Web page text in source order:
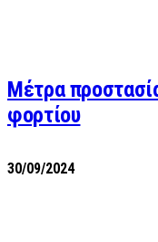
Μέτρα
φορτίου
30/09/2024